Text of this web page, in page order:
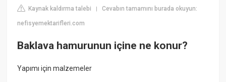
Kaynak kaldırma talebi |Cevabın tamamını burada okuyun:
nefisyemektarifleri.com
Baklava hamurunun içine ne konur?
Yapımı için malzemeler